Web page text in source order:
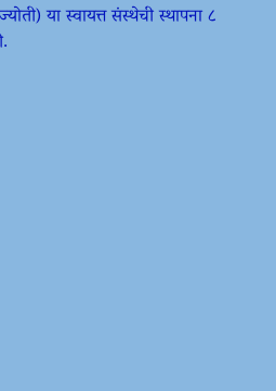
या स्वायत्त संस्थेची स्थापना ८